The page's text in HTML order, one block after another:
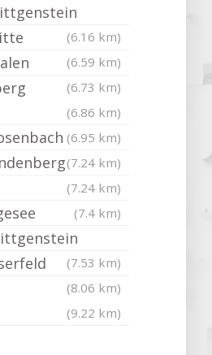
(6.16 km)
(6.59 km)
(6.73 km)
(6.86 km)
(6.95 km)
(7.24 km)
(7.24 km)
(7.4 km)
(7.53 km)
(8.06 km)
(9.22 km)